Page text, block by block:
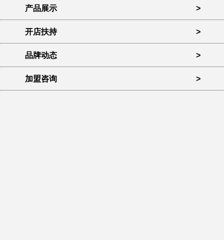
产品展示 >
开店扶持 >
品牌动态 >
加盟咨询 >